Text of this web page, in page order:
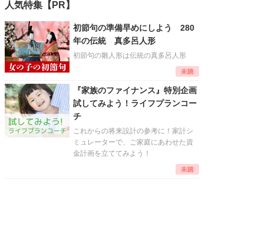
人気特集【PR】
初節句の準備早めにしよう 280
年の伝統 真多呂人形
初節句の雛人形は伝統の真多呂人形
『家族のファイナンス』特別企画
試してみよう！ライフプランコー
チ
これからの将来設計の参考に！家計シ
ミュレーターで、ご家庭にあわせた資
金計画を立ててみよう！